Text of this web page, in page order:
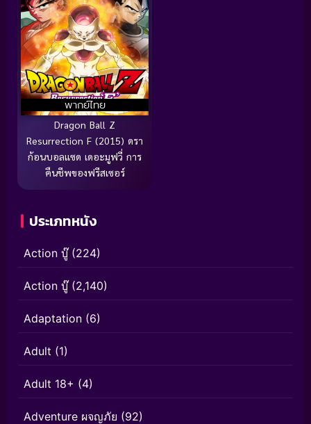
พากย์ไทย
Dragon Ball Z
Resurrection F (2015) ดรา
ก้อนบอลแซด เดอะมูฟวี่ การ
คืนชีพของฟรีสเซอร์
ประเภทหนัง
Action บู๊(224)
Action บู๊(2,140)
Adaptation (6)
Adult (1)
Adult 18+ (4)
Adventure ผจญภัย (92)